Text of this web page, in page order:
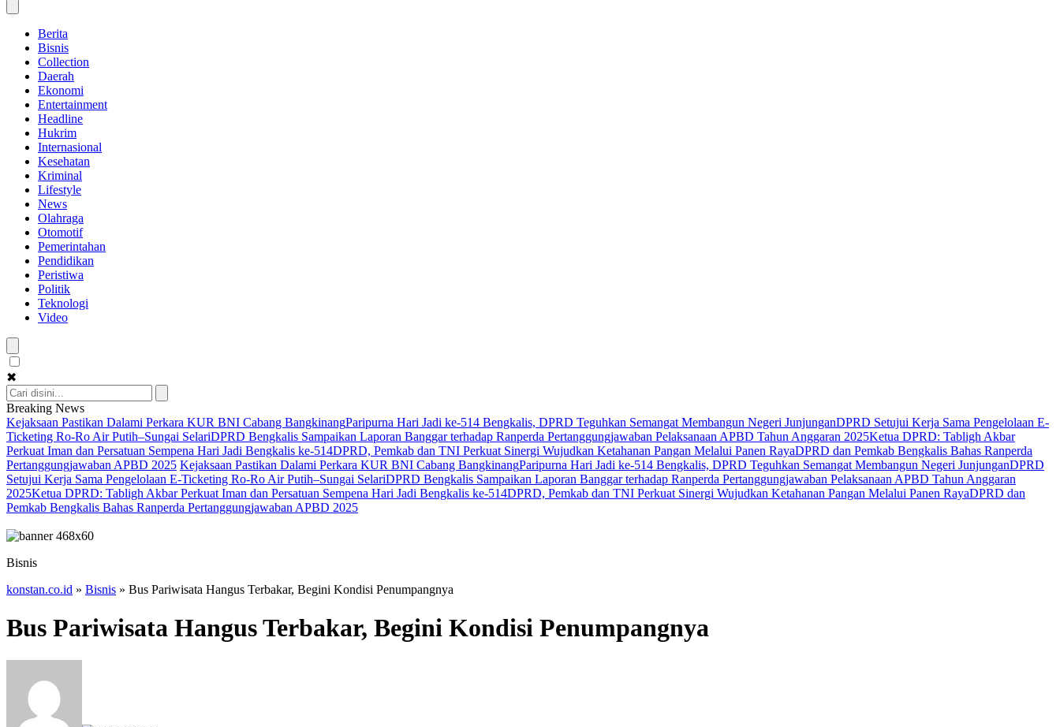
Berita
Bisnis
Collection
Daerah
Ekonomi
Entertainment
Headline
Hukrim
Internasional
Kesehatan
Kriminal
Lifestyle
News
Olahraga
Otomotif
Pemerintahan
Pendidikan
Peristiwa
Politik
Teknologi
Video
✖
Breaking News
Kejaksaan Pastikan Dalami Perkara KUR BNI Cabang BangkinangParipurna Hari Jadi ke-514 Bengkalis, DPRD Teguhkan Semangat Membangun Negeri JunjunganDPRD Setujui Kerja Sama Pengelolaan E-
Ticketing Ro-Ro Air Putih–Sungai SelariDPRD Bengkalis Sampaikan Laporan Banggar terhadap Ranperda Pertanggungjawaban Pelaksanaan APBD Tahun Anggaran 2025Ketua DPRD: Tabligh Akbar
Perkuat Iman dan Persatuan Sempena Hari Jadi Bengkalis ke-514DPRD, Pemkab dan TNI Perkuat Sinergi Wujudkan Ketahanan Pangan Melalui Panen RayaDPRD dan Pemkab Bengkalis Bahas Ranperda
Pertanggungjawaban APBD 2025 Kejaksaan Pastikan Dalami Perkara KUR BNI Cabang BangkinangParipurna Hari Jadi ke-514 Bengkalis, DPRD Teguhkan Semangat Membangun Negeri JunjunganDPRD
Setujui Kerja Sama Pengelolaan E-Ticketing Ro-Ro Air Putih–Sungai SelariDPRD Bengkalis Sampaikan Laporan Banggar terhadap Ranperda Pertanggungjawaban Pelaksanaan APBD Tahun Anggaran
2025Ketua DPRD: Tabligh Akbar Perkuat Iman dan Persatuan Sempena Hari Jadi Bengkalis ke-514DPRD, Pemkab dan TNI Perkuat Sinergi Wujudkan Ketahanan Pangan Melalui Panen RayaDPRD dan
Pemkab Bengkalis Bahas Ranperda Pertanggungjawaban APBD 2025
Bisnis
konstan.co.id » Bisnis » Bus Pariwisata Hangus Terbakar, Begini Kondisi Penumpangnya
Bus Pariwisata Hangus Terbakar, Begini Kondisi Penumpangnya